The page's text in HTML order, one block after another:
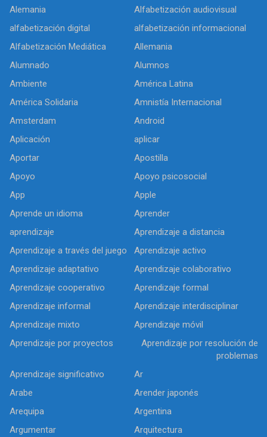
Alemania
Alfabetización audiovisual
alfabetización digital
alfabetización informacional
Alfabetización Mediática
Allemania
Alumnado
Alumnos
Ambiente
América Latina
América Solidaria
Amnistía Internacional
Amsterdam
Android
Aplicación
aplicar
Aportar
Apostilla
Apoyo
Apoyo psicosocial
App
Apple
Aprende un idioma
Aprender
aprendizaje
Aprendizaje a distancia
Aprendizaje a través del juego
Aprendizaje activo
Aprendizaje adaptativo
Aprendizaje colaborativo
Aprendizaje cooperativo
Aprendizaje formal
Aprendizaje informal
Aprendizaje interdisciplinar
Aprendizaje mixto
Aprendizaje móvil
Aprendizaje por proyectos
Aprendizaje por resolución de
problemas
Aprendizaje significativo
Ar
Arabe
Arender japonés
Arequipa
Argentina
Argumentar
Arquitectura